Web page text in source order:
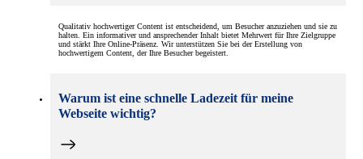
Qualitativ hochwertiger Content ist entscheidend, um Besucher anzuziehen und sie zu
halten. Ein informativer und ansprechender Inhalt bietet Mehrwert für Ihre Zielgruppe
und stärkt Ihre Online-Präsenz. Wir unterstützen Sie bei der Erstellung von
hochwertigem Content, der Ihre Besucher begeistert.
Warum ist eine schnelle Ladezeit für meine
Webseite wichtig?